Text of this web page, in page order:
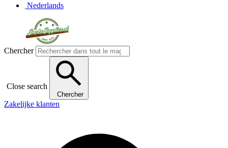
Nederlands
Chercher
Close search
Chercher
Zakelijke klanten